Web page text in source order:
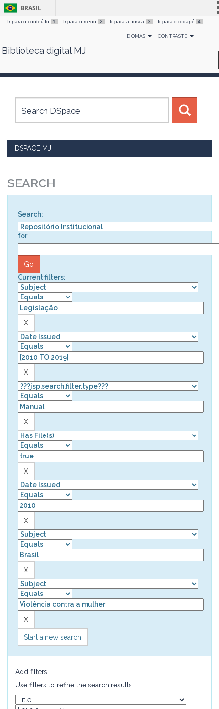
Skip
BRASIL
Simplifique!
Comunica BR
Canais
Ir para o conteúdo 1 Ir para o menu 2 Ir para a busca 3 Ir para o rodapé 4
IDIOMAS CONTRASTE
Biblioteca digital MJ
DSPACE MJ
SEARCH
Search:
for
Current filters:
Start a new search
Add filters:
Use filters to refine the search results.